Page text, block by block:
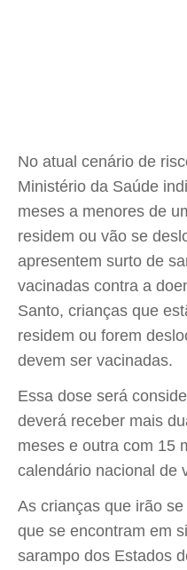
No atual cenário de
Ministério da Saúde
meses a menores de
residem ou vão se
apresentem surto de
vacinadas contra a
Santo, crianças que
residem ou forem
devem ser vacinadas.
Essa dose será
deverá receber mais
meses e outra com 15
calendário nacional de
As crianças que irão
que se encontram em
sarampo dos Estados